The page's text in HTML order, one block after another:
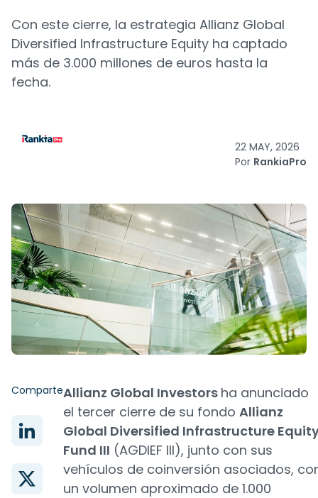
Con este cierre, la estrategia Allianz Global
Diversified Infrastructure Equity ha captado
más de 3.000 millones de euros hasta la
fecha.
22 MAY, 2026
Por RankiaPro
ComparteAllianz Global Investors ha anunciado
el tercer cierre de su fondo Allianz
Global Diversified Infrastructure
Fund III (AGDIEF III), junto con sus
vehículos de coinversión asociados,
un volumen aproximado de 1.000